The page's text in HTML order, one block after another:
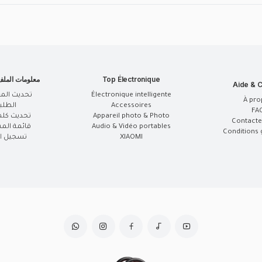
معلومات
تحديث
تحديث
قائمة
تسجيل
Top Électronique
Électronique intelligente
Accessoires
Appareil photo & Photo
Audio & Vidéo portables
XIAOMI
Aide &
À
Conditions